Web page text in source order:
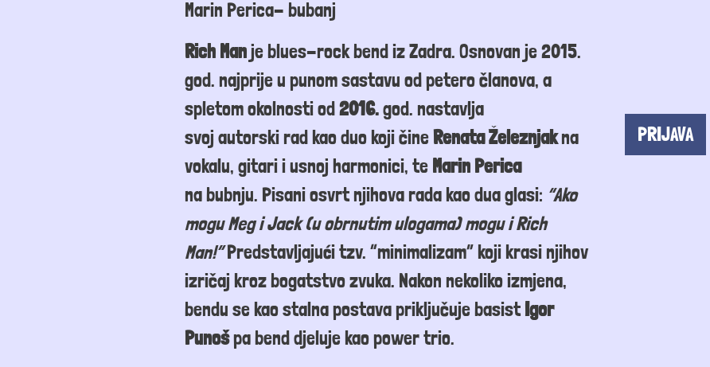
PRIJAVA
Marin Perica- bubanj
Rich Manje blues-rock bend iz Zadra. Osnovan je 2015.
god. najprije u punom sastavu od peteročlanova, a
spletom okolnostiod2016.god. nastavlja
svoj autorskirad kao duokoji čineRenata Železnjakna
vokalu, gitari i usnoj harmonici, te Marin Perica
nabubnju. Pisani osvrt njihova rada kao dua glasi: “Ako
mogu Meg i Jack (u obrnutim ulogama) mogu i Rich
Man!”Predstavljajućitzv. “minimalizam”koji krasi njihov
izričaj kroz bogatstvo zvuka. Nakon nekoliko izmjena,
bendu sekao stalna postavapriključuje basist Igor
Punošpa bend djeluje kaopowertrio.